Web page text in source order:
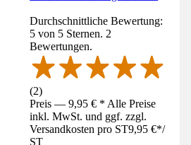
Durchschnittliche Bewertung:
5 von 5 Sternen. 2
Bewertungen.
(2)
Preis — 9,95 € * Alle Preise
inkl. MwSt. und ggf. zzgl.
Versandkosten pro ST9,95 €*/
ST